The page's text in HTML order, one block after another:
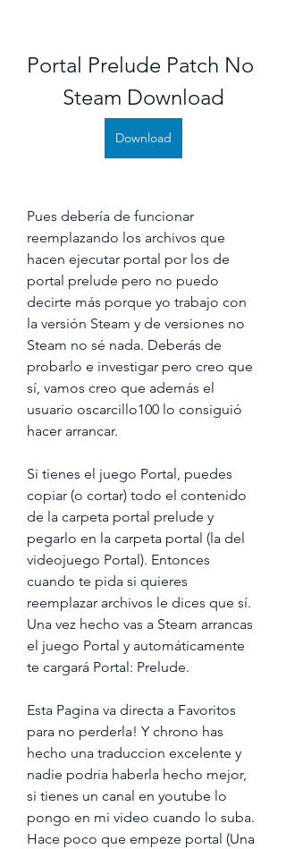
Portal Prelude Patch No
Steam Download
Download
Pues debería de funcionar
reemplazando los archivos que
hacen ejecutar portal por los de
portal prelude pero no puedo
decirte más porque yo trabajo con
la versión Steam y de versiones no
Steam no sé nada. Deberás de
probarlo e investigar pero creo que
sí, vamos creo que además el
usuario oscarcillo100 lo consiguió
hacer arrancar.
Si tienes el juego Portal, puedes
copiar (o cortar) todo el contenido
de la carpeta portal prelude y
pegarlo en la carpeta portal (la del
videojuego Portal). Entonces
cuando te pida si quieres
reemplazar archivos le dices que sí.
Una vez hecho vas a Steam arrancas
el juego Portal y automáticamente
te cargará Portal: Prelude.
Esta Pagina va directa a Favoritos
para no perderla! Y chrono has
hecho una traduccion excelente y
nadie podria haberla hecho mejor,
si tienes un canal en youtube lo
pongo en mi video cuando lo suba.
Hace poco que empeze portal (Una